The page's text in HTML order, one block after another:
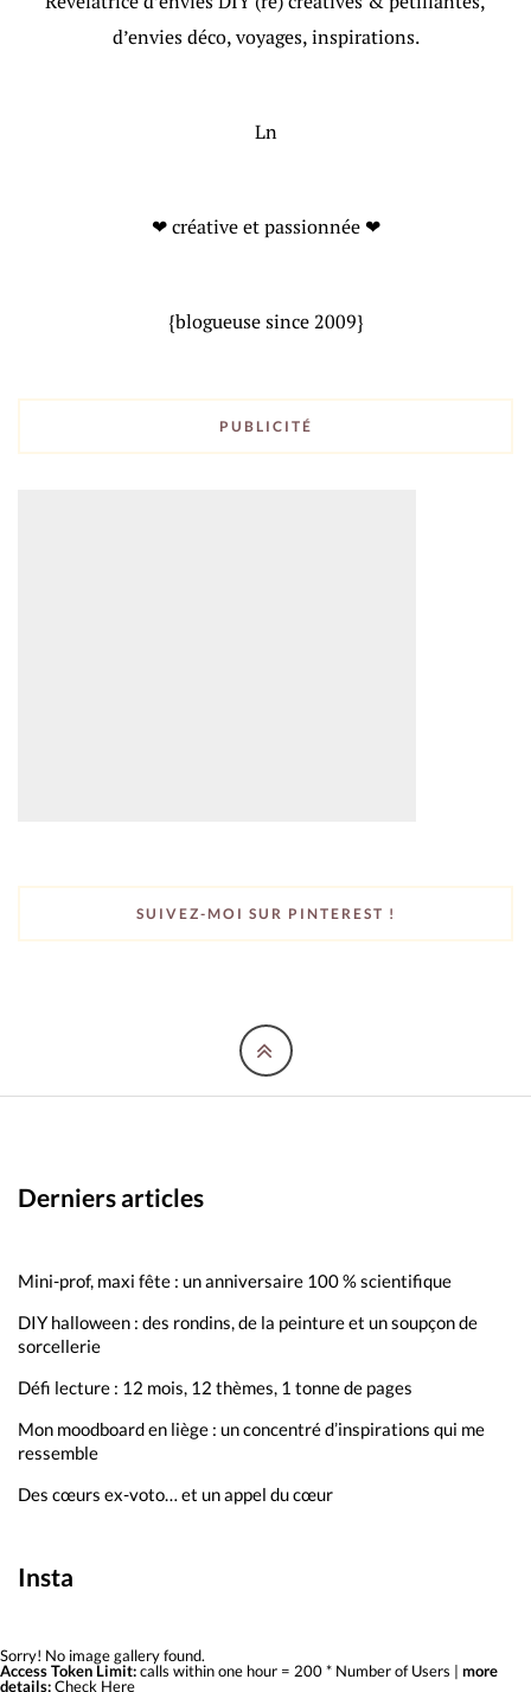
d’envies déco, voyages, inspirations.
Ln
❤ créative et passionnée ❤
{blogueuse since 2009}
PUBLICITÉ
SUIVEZ-MOI SUR PINTEREST !
Derniers articles
Mini-prof, maxi fête : un anniversaire 100 % scientifique
DIY halloween : des rondins, de la peinture et un soupçon de
sorcellerie
Défi lecture : 12 mois, 12 thèmes, 1 tonne de pages
Mon moodboard en liège : un concentré d’inspirations qui me
ressemble
Des cœurs ex-voto… et un appel du cœur
Insta
Sorry! No image gallery found.
Access Token Limit:calls within one hour = 200 * Number of Users | more
details:Check Here